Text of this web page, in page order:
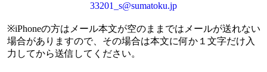
33201_s@sumatoku.jp
※iPhoneの方はメール本文が空のままではメールが送れない
場合がありますので、その場合は本文に何か１文字だけ入
力してから送信してください。